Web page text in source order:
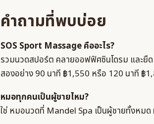
คำถามที่พบบ่อย
SOS Sport Massage คืออะไร?
รวมนวดสปอร์ต คลายออฟฟิศซินโดรม และยืด
สองอย่าง 90 นาที ฿1,550 หรือ 120 นาที ฿
หมอทุกคนเป็นผู้ชายไหม?
ใช่ หมอนวดที่ Mandel Spa เป็นผู้ชายทั้งหมด